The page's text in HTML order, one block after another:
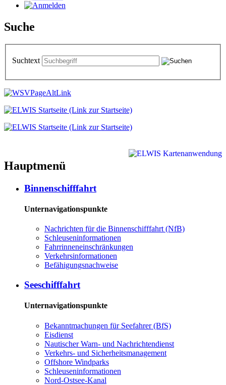
Suche
Suchtext
Hauptmenü
Binnenschifffahrt
Unternavigationspunkte
Nachrichten für die Binnenschifffahrt (NfB)
Schleuseninformationen
Fahrrinneneinschränkungen
Verkehrsinformationen
Befähigungsnachweise
Seeschifffahrt
Unternavigationspunkte
Bekanntmachungen für Seefahrer (BfS)
Eisdienst
Nautischer Warn- und Nachrichtendienst
Verkehrs- und Sicherheitsmanagement
Offshore Windparks
Schleuseninformationen
Nord-Ostsee-Kanal